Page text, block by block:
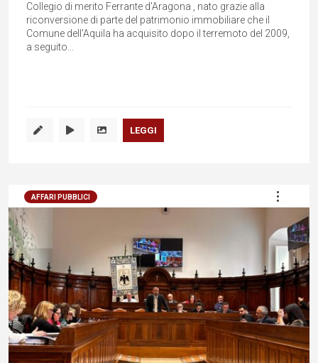
Collegio di merito Ferrante d'Aragona , nato grazie alla
riconversione di parte del patrimonio immobiliare che il
Comune dell'Aquila ha acquisito dopo il terremoto del 2009,
a seguito...
LEGGI
AFFARI PUBBLICI